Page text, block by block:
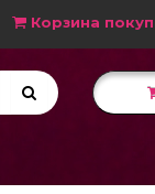
Корзина